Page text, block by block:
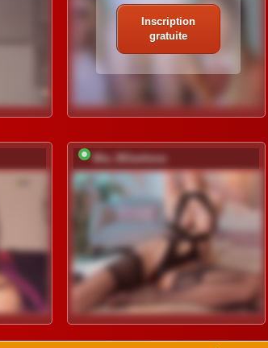
Inscription
gratuite
Mia_Milasheva